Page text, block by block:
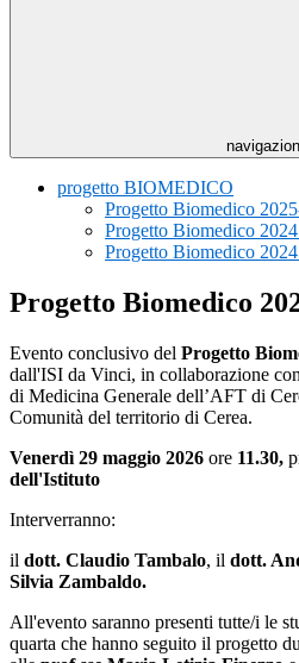
progetto BIOMEDICO
Progetto Biomedico
Progetto Biomedico
Progetto Biomedico
Progetto Biomedico
Evento conclusivo del Progetto
dall'ISI da Vinci, in collaborazione
di Medicina Generale dell’AFT di
Comunità del territorio di Cerea.
Venerdì 29 maggio 2026 ore 11.30,
dell'Istituto
Interverranno:
il dott. Claudio Tambalo, il dott.
Silvia Zambaldo.
All'evento saranno presenti tutte/i le
quarta che hanno seguito il progetto